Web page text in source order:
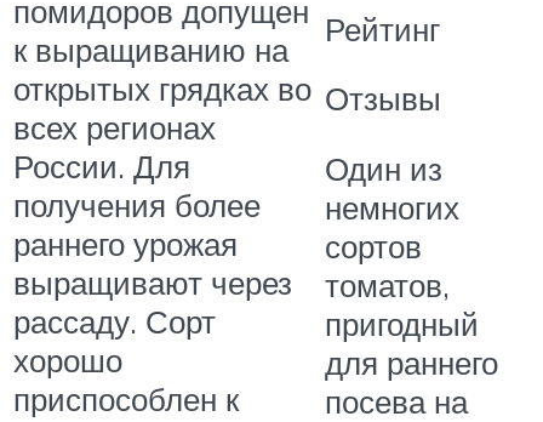
помидоров допущен
к выращиванию на
открытых грядках во
всех регионах
России. Для
получения более
раннего урожая
выращивают через
рассаду. Сорт
хорошо
приспособлен к
Рейтинг
Отзывы
Один из
немногих
сортов
томатов,
пригодный
для раннего
посева на